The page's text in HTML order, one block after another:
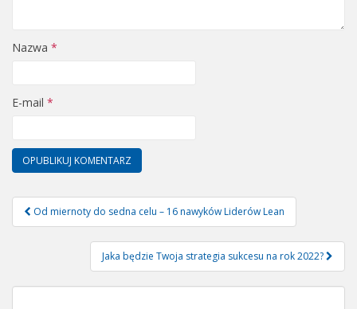
Nazwa *
E-mail *
Nawigacja postu
Od miernoty do sedna celu – 16 nawyków Liderów Lean
Jaka będzie Twoja strategia sukcesu na rok 2022?